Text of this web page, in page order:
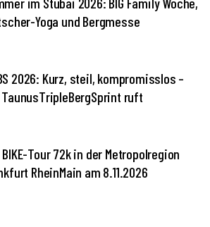
Yoga und Bergmesse
2026: Kurz, steil, kompromisslos –
ruft
BIKE-Tour 72k in der Metropolregion
RheinMain am 8.11.2026